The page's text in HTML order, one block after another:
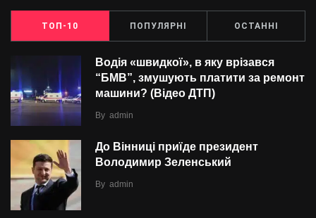
ТОП-10 ПОПУЛЯРНІ ОСТАННІ
Водія «швидкої», в яку врізався
“БMВ”, змушують платити за ремонт
машини? (Відео ДТП)
By admin
До Вінниці приїде президент
Володимир Зеленський
By admin